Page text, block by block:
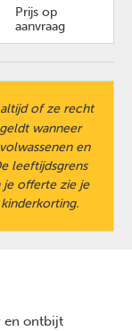
Prijs op
aanvraag
of ze recht
wanneer
en
leeftijdsgrens
offerte zie je
en ontbijt